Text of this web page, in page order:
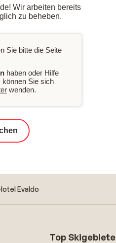
Wir arbeiten bereits
zu beheben.
Sie bitte die Seite
haben oder Hilfe
können Sie sich
wenden.
Evaldo
Top Skigebiete